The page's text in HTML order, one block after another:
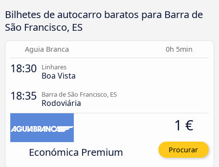
Bilhetes de autocarro baratos para Barra de
São Francisco, ES
Aguia Branca 0h 5min
18:30 Linhares
Boa Vista
18:35 Barra de São Francisco, ES
Rodoviária
Económica Premium
1 €
Procurar